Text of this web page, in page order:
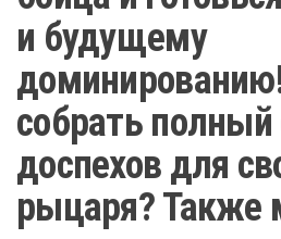
и будущему
собрать полный
доспехов для
рыцаря?